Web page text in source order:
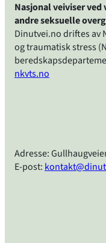
Nasjonal veiviser
andre seksuelle
Dinutvei.no driftes av
og traumatisk stress
nkvts.no
Adresse:
E-post: